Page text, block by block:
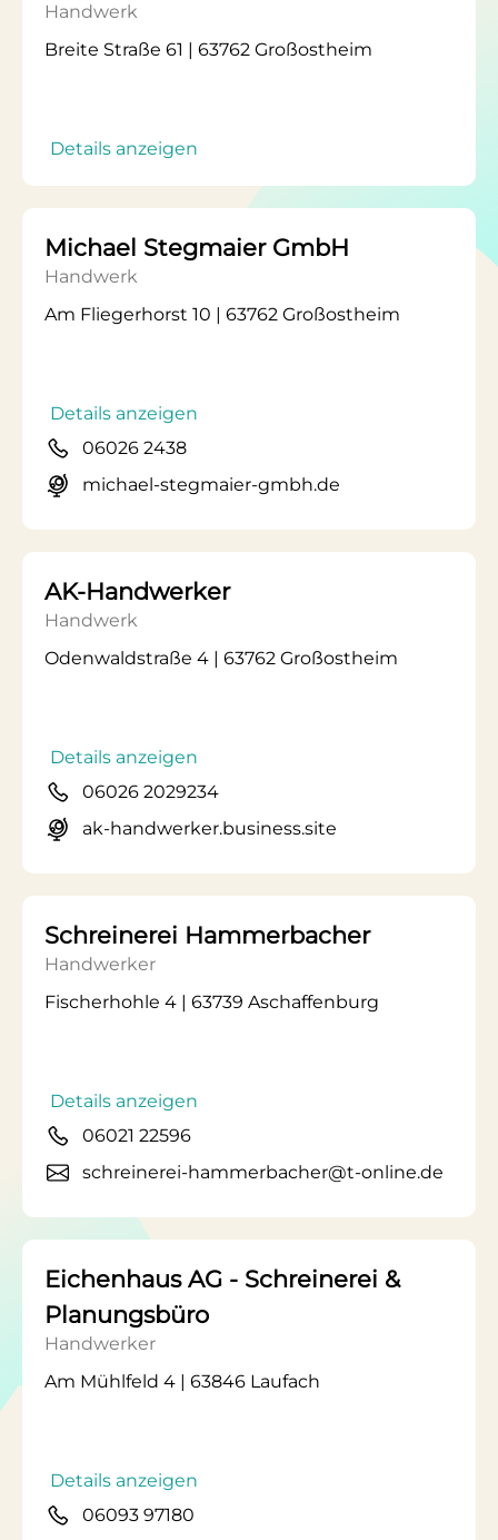
Handwerk
Breite Straße 61 | 63762 Großostheim
Details anzeigen
Michael Stegmaier GmbH
Handwerk
Am Fliegerhorst 10 | 63762 Großostheim
Details anzeigen
06026 2438
michael-stegmaier-gmbh.de
AK-Handwerker
Handwerk
Odenwaldstraße 4 | 63762 Großostheim
Details anzeigen
06026 2029234
ak-handwerker.business.site
Schreinerei Hammerbacher
Handwerker
Fischerhohle 4 | 63739 Aschaffenburg
Details anzeigen
06021 22596
schreinerei-hammerbacher@t-online.de
Eichenhaus AG - Schreinerei &
Planungsbüro
Handwerker
Am Mühlfeld 4 | 63846 Laufach
Details anzeigen
06093 97180